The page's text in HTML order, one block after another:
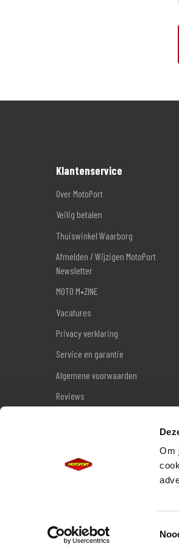
Om
Klantenservice
Over MotoPort
Veilig betalen
Thuiswinkel Waarborg
Afmelden / Wijzigen MotoPort
Newsletter
MOTO M•ZINE
Vacatures
Privacy verklaring
Service en garantie
Algemene voorwaarden
Reviews